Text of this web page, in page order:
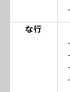
な行